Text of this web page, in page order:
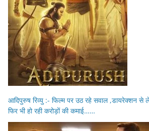
आदिपुरुष रिव्यु :- फिल्म पर उठ रहे सवाल ,डायरेक्शन
फिर भी हो रही करोड़ों की कमाई……